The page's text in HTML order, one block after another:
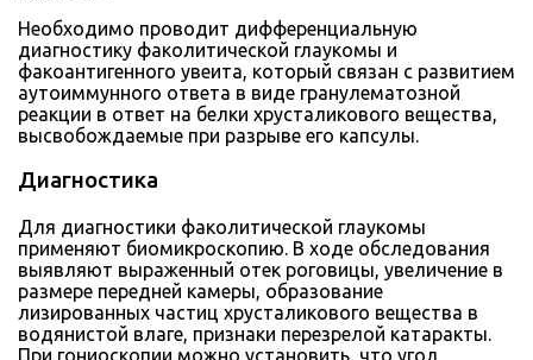
Необходимо проводит дифференциальную
диагностику факолитической глаукомы и
факоантигенного увеита, который связан с развитием
аутоиммунного ответа в виде гранулематозной
реакции в ответ на белки хрусталикового вещества,
высвобождаемые при разрыве его капсулы.
Диагностика
Для диагностики факолитической глаукомы
применяют биомикроскопию. В ходе обследования
выявляют выраженный отек роговицы, увеличение в
размере передней камеры, образование
лизированных частиц хрусталикового вещества в
водянистой влаге, признаки перезрелой катаракты.
При гониоскопии можно установить, что угол